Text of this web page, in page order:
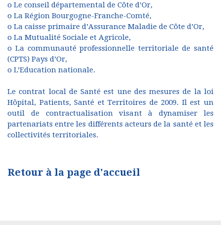
o Le conseil départemental de Côte d’Or,
o La Région Bourgogne-Franche-Comté,
o La caisse primaire d’Assurance Maladie de Côte d’Or,
o La Mutualité Sociale et Agricole,
o La communauté professionnelle territoriale de santé
(CPTS) Pays d’Or,
o L’Education nationale.
Le contrat local de Santé est une des mesures de la loi
Hôpital, Patients, Santé et Territoires de 2009. Il est un
outil de contractualisation visant à dynamiser les
partenariats entre les différents acteurs de la santé et les
collectivités territoriales.
Retour à la page d'accueil